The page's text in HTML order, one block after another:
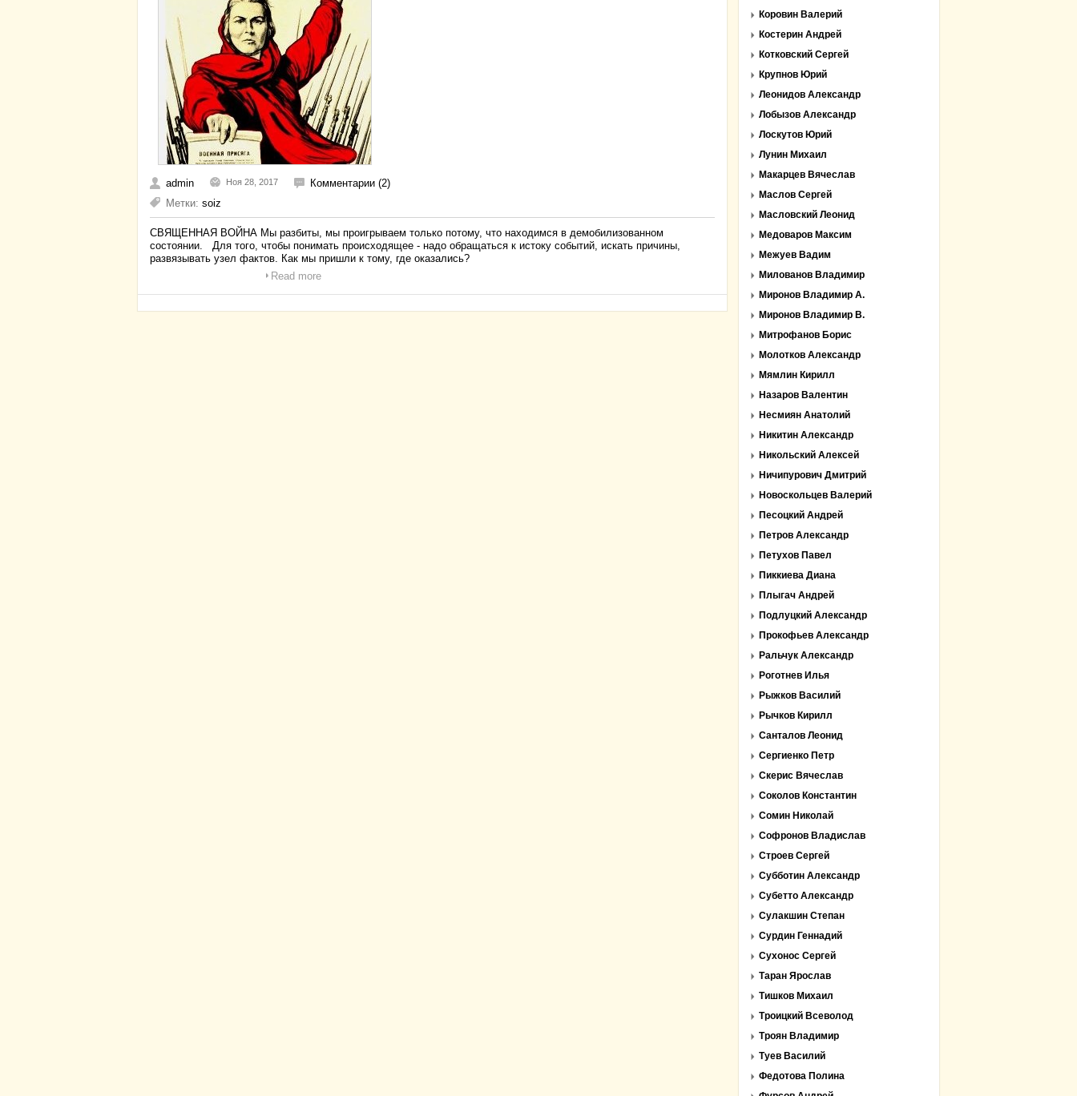
admin Ноя 28, 2017
Комментарии (2)
Метки: soiz
СВЯЩЕННАЯ ВОЙНА Мы разбиты, мы проигрываем только потому, что находимся в демобилизованном
состоянии. Для того, чтобы понимать происходящее - надо обращаться к истоку событий, искать причины,
развязывать узел фактов. Как мы пришли к тому, где оказались?
Read more
Коровин Валерий
Костерин Андрей
Котковский Сергей
Крупнов Юрий
Леонидов Александр
Лобызов Александр
Лоскутов Юрий
Лунин Михаил
Макарцев Вячеслав
Маслов Сергей
Масловский Леонид
Медоваров Максим
Межуев Вадим
Милованов Владимир
Миронов Владимир А.
Миронов Владимир В.
Митрофанов Борис
Молотков Александр
Мямлин Кирилл
Назаров Валентин
Несмиян Анатолий
Никитин Александр
Никольский Алексей
Ничипурович Дмитрий
Новоскольцев Валерий
Песоцкий Андрей
Петров Александр
Петухов Павел
Пиккиева Диана
Плыгач Андрей
Подлуцкий Александр
Прокофьев Александр
Ральчук Александр
Роготнев Илья
Рыжков Василий
Рычков Кирилл
Санталов Леонид
Сергиенко Петр
Скерис Вячеслав
Соколов Константин
Сомин Николай
Софронов Владислав
Строев Сергей
Субботин Александр
Субетто Александр
Сулакшин Степан
Сурдин Геннадий
Сухонос Сергей
Таран Ярослав
Тишков Михаил
Троицкий Всеволод
Троян Владимир
Туев Василий
Федотова Полина